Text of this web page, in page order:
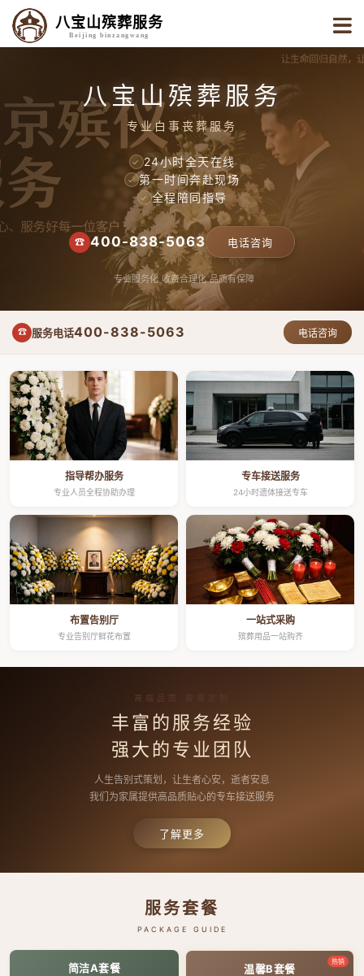
八宝山殡葬服务
Beijing binzangwang
八宝山殡葬服务
专业白事丧葬服务
✓ 24小时全天在线
✓ 第一时间奔赴现场
✓ 全程陪同指导
☎ 400-838-5063 电话咨询
专业服务化 收费合理化 品质有保障
☎ 服务电话400-838-5063 电话咨询
指导帮办服务
专业人员全程协助办理
专车接送服务
24小时遗体接送专车
布置告别厅
专业告别厅鲜花布置
一站式采购
殡葬用品一站购齐
高端品质 按需定制
丰富的服务经验
强大的专业团队
人生告别式策划，让生者心安，逝者安息
我们为家属提供高品质贴心的专车接送服务
了解更多
服务套餐
PACKAGE GUIDE
简洁A套餐 热销
温馨B套餐